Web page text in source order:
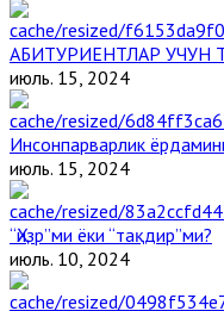
АБИТУРИЕНТЛАР УЧУН
июль. 15, 2024
Инсонпарварлик
июль. 15, 2024
“Ҳизр”ми ёки “тақдир”ми?
июль. 10, 2024